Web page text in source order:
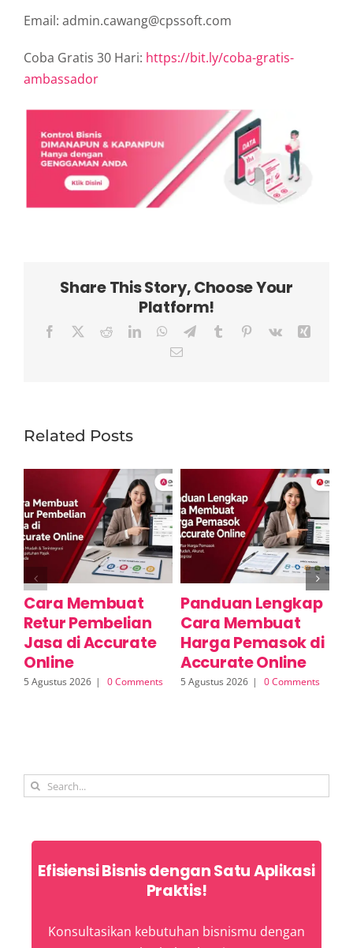
Email: admin.cawang@cpssoft.com
Coba Gratis 30 Hari: https://bit.ly/coba-gratis-
ambassador
Share This Story, Choose Your
Platform!
Facebook RedditLinkedInWhatsApp
TelegramTumblr Pinterest
Vk
Email
Related Posts
Cara Membuat
Retur Pembelian
Jasa di Accurate
Online
5 Agustus 2026 | 0 Comments
Panduan Lengkap
Cara Membuat
Harga Pemasok di
Accurate Online
5 Agustus 2026 | 0 Comments
Search
Efisiensi Bisnis dengan Satu Aplikasi
Praktis!
Konsultasikan kebutuhan bisnismu dengan